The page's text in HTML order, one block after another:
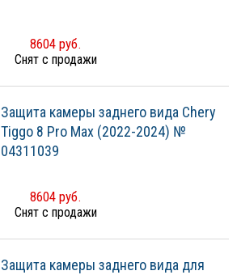
8604 руб.
Снят с продажи
Защита камеры заднего вида Chery
Tiggo 8 Pro Max (2022-2024) №
04311039
8604 руб.
Снят с продажи
Защита камеры заднего вида для